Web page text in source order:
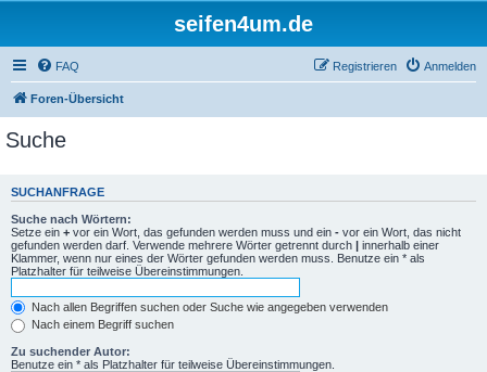
seifen4um.de
FAQ Anmelden
Registrieren
Foren-Übersicht
Suche
SUCHANFRAGE
Suche nach Wörtern:
Setze ein + vor ein Wort, das gefunden werden muss und ein - vor ein Wort, das nicht
gefunden werden darf. Verwende mehrere Wörter getrennt durch | innerhalb einer
Klammer, wenn nur eines der Wörter gefunden werden muss. Benutze ein * als
Platzhalter für teilweise Übereinstimmungen.
Nach allen Begriffen suchen oder Suche wie angegeben verwenden
Nach einem Begriff suchen
Zu suchender Autor:
Benutze ein * als Platzhalter für teilweise Übereinstimmungen.